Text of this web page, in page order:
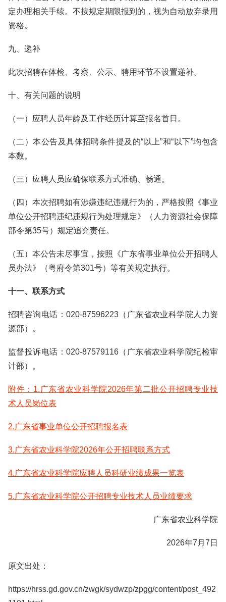
定办理相关手续。不按规定期限报到的，视为自动放弃录用
资格。
九、递补
此次招聘在体检、考察、公示、聘用环节不设置递补。
十、有关问题的说明
（一）应聘人员年龄及工作经历计算至报名首日。
（二）本公告及具体招聘条件提及的“以上”和“以下”均包含
本数。
（三）应聘人员应确保联系方式准确、畅通。
（四）本次招聘如有涉嫌违纪违规行为的，严格按照《事业
单位公开招聘违纪违规行为处理规定》（人力资源社会保障
部令第35号）规定追究责任。
（五）本公告未尽事宜，按照《广东省事业单位公开招聘人
员办法》（粤府令第301号）等有关规定执行。
十一、联系方式
招聘咨询电话：020-87596223（广东省农业科学院人力资
源部）。
监督投诉电话：020-87579116（广东省农业科学院纪检审
计部）。
附件：1.广东省农业科学院2026年第二批公开招聘专业技
术人员岗位表
2.广东省事业单位公开招聘报名表
3.广东省农业科学院2026年公开招聘联系方式
4.广东省农业科学院应聘人员科研业绩成果一览表
5.广东省农业科学院公开招聘专业技术人员业绩要求
广东省农业科学院
2026年7月7日
原文出处：
https://hrss.gd.gov.cn/zwgk/sydwzp/zpgg/content/post_492